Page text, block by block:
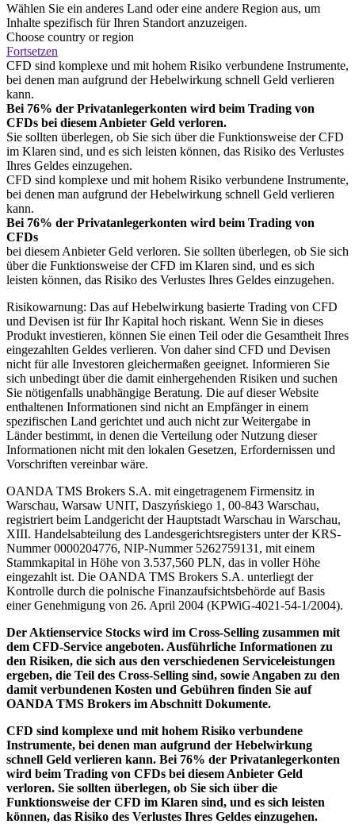
Wählen Sie ein anderes Land oder eine andere Region aus, um
Inhalte spezifisch für Ihren Standort anzuzeigen.
Choose country or region
Fortsetzen
CFD sind komplexe und mit hohem Risiko verbundene Instrumente,
bei denen man aufgrund der Hebelwirkung schnell Geld verlieren
kann.
Bei 76% der Privatanlegerkonten wird beim Trading von
CFDs bei diesem Anbieter Geld verloren.
Sie sollten überlegen, ob Sie sich über die Funktionsweise der CFD
im Klaren sind, und es sich leisten können, das Risiko des Verlustes
Ihres Geldes einzugehen.
CFD sind komplexe und mit hohem Risiko verbundene Instrumente,
bei denen man aufgrund der Hebelwirkung schnell Geld verlieren
kann.
Bei 76% der Privatanlegerkonten wird beim Trading von
CFDs
bei diesem Anbieter Geld verloren. Sie sollten überlegen, ob Sie sich
über die Funktionsweise der CFD im Klaren sind, und es sich
leisten können, das Risiko des Verlustes Ihres Geldes einzugehen.
Risikowarnung: Das auf Hebelwirkung basierte Trading von CFD
und Devisen ist für Ihr Kapital hoch riskant. Wenn Sie in dieses
Produkt investieren, können Sie einen Teil oder die Gesamtheit Ihres
eingezahlten Geldes verlieren. Von daher sind CFD und Devisen
nicht für alle Investoren gleichermaßen geeignet. Informieren Sie
sich unbedingt über die damit einhergehenden Risiken und suchen
Sie nötigenfalls unabhängige Beratung. Die auf dieser Website
enthaltenen Informationen sind nicht an Empfänger in einem
spezifischen Land gerichtet und auch nicht zur Weitergabe in
Länder bestimmt, in denen die Verteilung oder Nutzung dieser
Informationen nicht mit den lokalen Gesetzen, Erfordernissen und
Vorschriften vereinbar wäre.
OANDA TMS Brokers S.A. mit eingetragenem Firmensitz in
Warschau, Warsaw UNIT, Daszyńskiego 1, 00-843 Warschau,
registriert beim Landgericht der Hauptstadt Warschau in Warschau,
XIII. Handelsabteilung des Landesgerichtsregisters unter der KRS-
Nummer 0000204776, NIP-Nummer 5262759131, mit einem
Stammkapital in Höhe von 3.537,560 PLN, das in voller Höhe
eingezahlt ist. Die OANDA TMS Brokers S.A. unterliegt der
Kontrolle durch die polnische Finanzaufsichtsbehörde auf Basis
einer Genehmigung von 26. April 2004 (KPWiG-4021-54-1/2004).
Der Aktienservice Stocks wird im Cross-Selling zusammen mit
dem CFD-Service angeboten. Ausführliche Informationen zu
den Risiken, die sich aus den verschiedenen Serviceleistungen
ergeben, die Teil des Cross-Selling sind, sowie Angaben zu den
damit verbundenen Kosten und Gebühren finden Sie auf
OANDA TMS Brokers im Abschnitt Dokumente.
CFD sind komplexe und mit hohem Risiko verbundene
Instrumente, bei denen man aufgrund der Hebelwirkung
schnell Geld verlieren kann. Bei 76% der Privatanlegerkonten
wird beim Trading von CFDs bei diesem Anbieter Geld
verloren. Sie sollten überlegen, ob Sie sich über die
Funktionsweise der CFD im Klaren sind, und es sich leisten
können, das Risiko des Verlustes Ihres Geldes einzugehen.